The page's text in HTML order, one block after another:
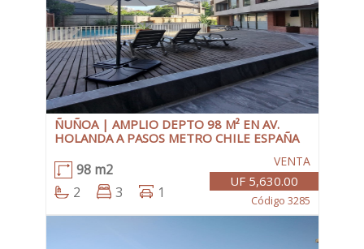
ÑUÑOA | AMPLIO DEPTO 98 M² EN AV.
HOLANDA A PASOS METRO CHILE ESPAÑA
98 m2
2
3 1
VENTA
UF 5,630.00
Código 3285